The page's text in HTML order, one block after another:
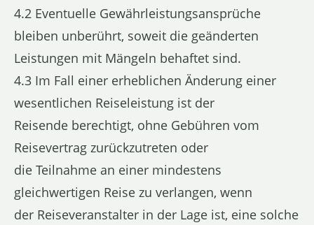
4.2 Eventuelle Gewährleistungsansprüche
bleiben unberührt, soweit die geänderten
Leistungen mit Mängeln behaftet sind.
4.3 Im Fall einer erheblichen Änderung einer
wesentlichen Reiseleistung ist der
Reisende berechtigt, ohne Gebühren vom
Reisevertrag zurückzutreten oder
die Teilnahme an einer mindestens
gleichwertigen Reise zu verlangen, wenn
der Reiseveranstalter in der Lage ist, eine solche